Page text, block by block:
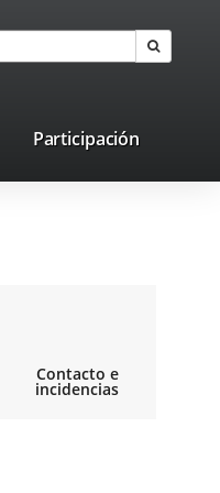
Participación
Contacto e
incidencias